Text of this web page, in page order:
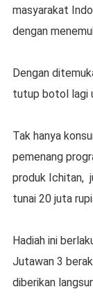
masyarakat
dengan
Dengan
tutup botol lagi
Tak hanya
pemenang
produk Ichitan,
tunai 20 juta
Hadiah ini
Jutawan 3
diberikan